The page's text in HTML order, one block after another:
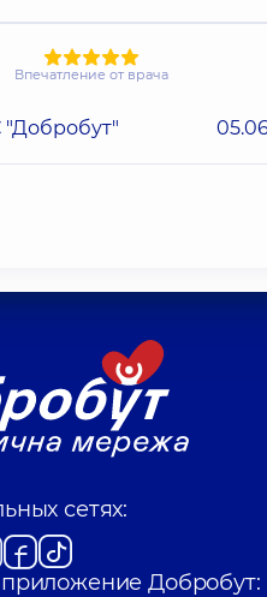
Впечатление от врача
сетях:
Добробут: